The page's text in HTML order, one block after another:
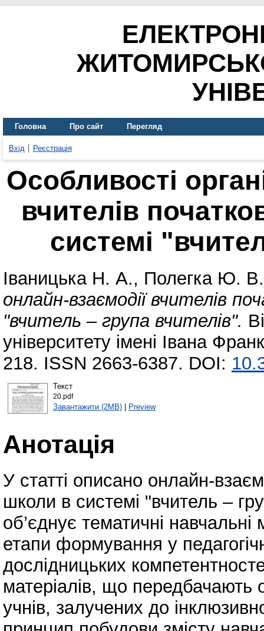
Головна Про сайт Перегляд
Вхід Реєстрація
Особливості
вчителів
системі
Іваницька Н. А., Полегка Ю. В.
онлайн-взаємодії вчителів
"вчитель – група вчителів".
університету імені Івана
218. ISSN 2663-6387. DOI:
Текст
20.pdf
Завантажити (2MB)| Preview
Анотація
У статті описано онлайн-
школи в системі "вчитель –
об’єднує тематичні
етапи формування у
дослідницьких
матеріалів, що передбачають
учнів, залучених до